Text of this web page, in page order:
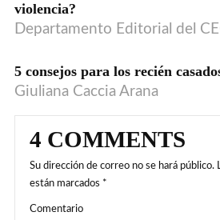
violencia?
Departamento Editorial del
VIDEO
5 consejos para los recién
Giuliana Caccia Arana
4 COMMENTS
Su dirección de correo no se hará público.
están marcados *
Comentario